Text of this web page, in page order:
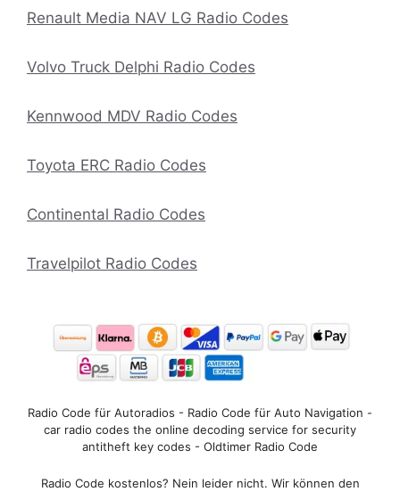
Renault Media NAV LG Radio Codes
Volvo Truck Delphi Radio Codes
Kennwood MDV Radio Codes
Toyota ERC Radio Codes
Continental Radio Codes
Travelpilot Radio Codes
Radio Code für Autoradios - Radio Code für Auto Navigation -
car radio codes the online decoding service for security
antitheft key codes - Oldtimer Radio Code
Radio Code kostenlos? Nein leider nicht. Wir können den